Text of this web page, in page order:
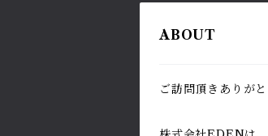
ABOUT
ご訪問頂きありがと